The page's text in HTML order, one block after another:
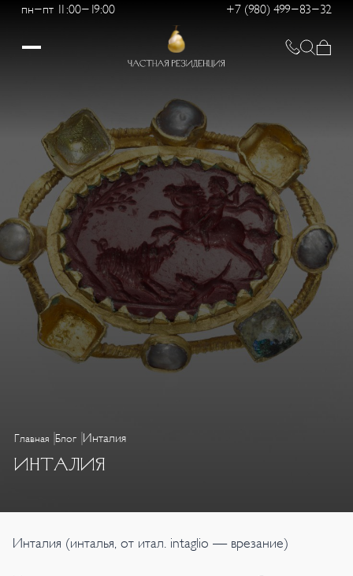
пн-пт 11:00-19:00 +7 (980) 499-83-32
Главная Блог Инталия
ИНТАЛИЯ
Инталия (инталья, от итал. intaglio — врезание)